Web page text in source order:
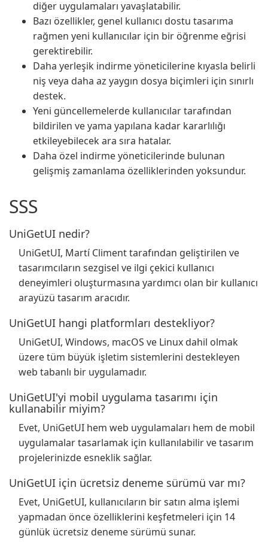
diğer uygulamaları yavaşlatabilir.
Bazı özellikler, genel kullanıcı dostu tasarıma
rağmen yeni kullanıcılar için bir öğrenme eğrisi
gerektirebilir.
Daha yerleşik indirme yöneticilerine kıyasla belirli
niş veya daha az yaygın dosya biçimleri için sınırlı
destek.
Yeni güncellemelerde kullanıcılar tarafından
bildirilen ve yama yapılana kadar kararlılığı
etkileyebilecek ara sıra hatalar.
Daha özel indirme yöneticilerinde bulunan
gelişmiş zamanlama özelliklerinden yoksundur.
SSS
UniGetUI nedir?
UniGetUI, Martí Climent tarafından geliştirilen ve
tasarımcıların sezgisel ve ilgi çekici kullanıcı
deneyimleri oluşturmasına yardımcı olan bir kullanıcı
arayüzü tasarım aracıdır.
UniGetUI hangi platformları destekliyor?
UniGetUI, Windows, macOS ve Linux dahil olmak
üzere tüm büyük işletim sistemlerini destekleyen
web tabanlı bir uygulamadır.
UniGetUI'yi mobil uygulama tasarımı için
kullanabilir miyim?
Evet, UniGetUI hem web uygulamaları hem de mobil
uygulamalar tasarlamak için kullanılabilir ve tasarım
projelerinizde esneklik sağlar.
UniGetUI için ücretsiz deneme sürümü var mı?
Evet, UniGetUI, kullanıcıların bir satın alma işlemi
yapmadan önce özelliklerini keşfetmeleri için 14
günlük ücretsiz deneme sürümü sunar.